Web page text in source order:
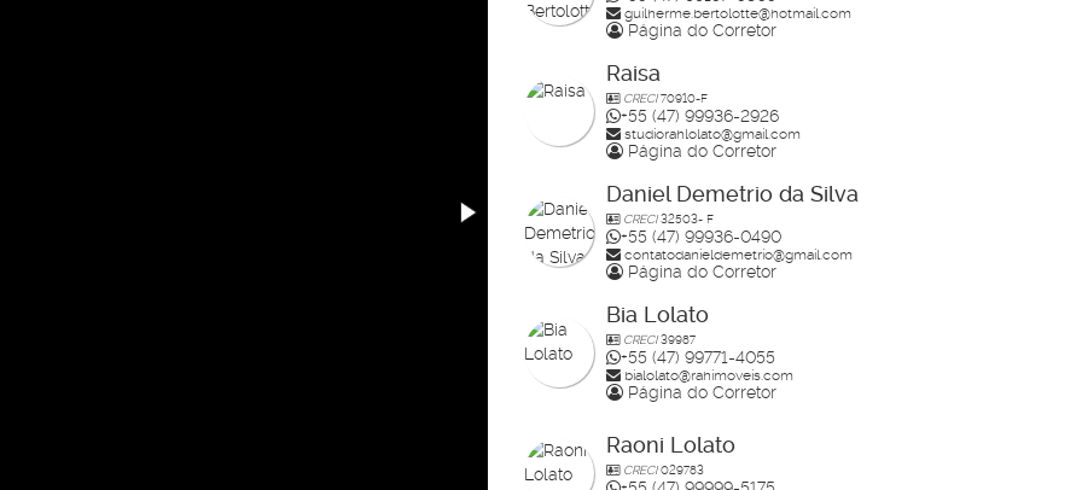
guilherme.bertolotte@hotmail.com
Página do Corretor
Raisa
CRECI70910-F
+55 (47) 99936-2926
studiorahlolato@gmail.com
Página do Corretor
Daniel Demetrio da Silva
CRECI32503- F
+55 (47) 99936-0490
contatodanieldemetrio@gmail.com
Página do Corretor
Bia Lolato
CRECI39987
+55 (47) 99771-4055
bialolato@rahimoveis.com
Página do Corretor
Raoni Lolato
CRECI029783